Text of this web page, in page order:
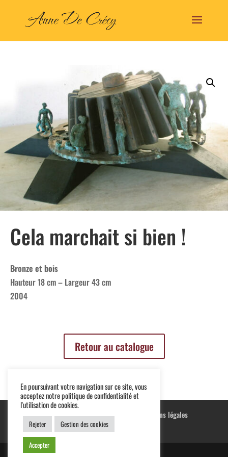
Cela marchait si bien !
Bronze et bois
Hauteur 18 cm – Largeur 43 cm
2004
Retour au catalogue
Blog Terre cuite Peintures
Mentions légales
Conditions générales de vente
En poursuivant votre navigation sur ce site, vous
acceptez notre politique de confidentialité et
l'utilisation de cookies.
Rejeter Gestion des cookies
Accepter